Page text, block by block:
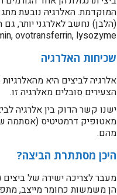
המוקדמת. האלרגיה נובעת
ovotransferrin, lysozyme).
​שכיחות האלרגיה
​אלרגיה לביצים היא
הצעירים סובלים מאלרגיה זו.
ישנו קשר הדוק בין אלרגיה
מאטופיק דרמטיטיס (אסתמה
מהם.
​היכן מסתתרת הביצה?
​מעבר לצריכה ישירה של ביצים
הן משמשות כחומר מייצב,